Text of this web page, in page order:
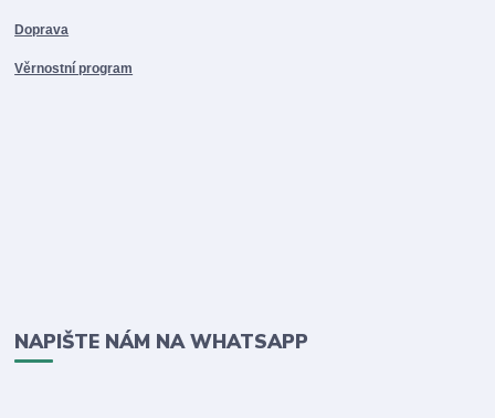
Doprava
Věrnostní program
NAPIŠTE NÁM NA WHATSAPP